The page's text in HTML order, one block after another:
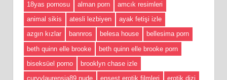
18yas pornosu alman porn
amcık resimleri
animal sikis
atesli lezbiyen
ayak fetişi izle
azgın kızlar
bannros belesa house
bellesima porn
beth quinn elle brooke
beth quinn elle brooke porn
biseksüel porno
brooklyn chase izle
curvylaurensia89 nude
ensest erotik filmleri
erotik dizi